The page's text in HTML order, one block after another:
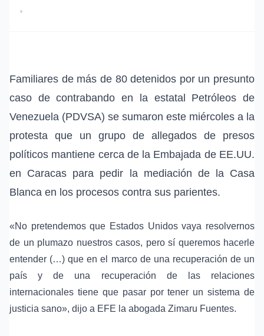
•
Familiares de más de 80 detenidos por un presunto
caso de contrabando en la estatal Petróleos de
Venezuela (PDVSA) se sumaron este miércoles a la
protesta que un grupo de allegados de presos
políticos mantiene cerca de la Embajada de EE.UU.
en Caracas para pedir la mediación de la Casa
Blanca en los procesos contra sus parientes.
«No pretendemos que Estados Unidos vaya resolvernos
de un plumazo nuestros casos, pero sí queremos hacerle
entender (…) que en el marco de una recuperación de un
país y de una recuperación de las relaciones
internacionales tiene que pasar por tener un sistema de
justicia sano», dijo a EFE la abogada Zimaru Fuentes.